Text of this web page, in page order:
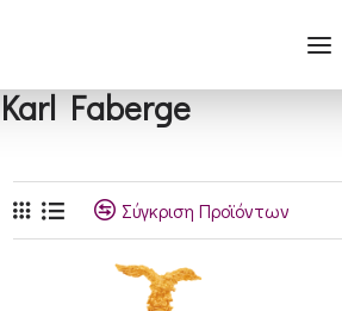
Karl Faberge
Σύγκριση Προϊόντων